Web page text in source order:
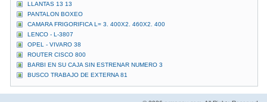
LLANTAS 13 13
PANTALON BOXEO
CAMARA FRIGORIFICA L= 3. 400X2. 460X2. 400
LENCO - L-3807
OPEL - VIVARO 38
ROUTER CISCO 800
BARBI EN SU CAJA SIN ESTRENAR NUMERO 3
BUSCO TRABAJO DE EXTERNA 81